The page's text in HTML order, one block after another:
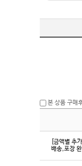
본 상품 구매
[금액별 추
배송,포장